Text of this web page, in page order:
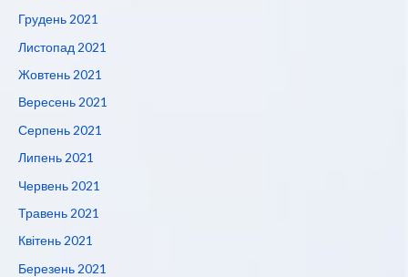
Грудень 2021
Листопад 2021
Жовтень 2021
Вересень 2021
Серпень 2021
Липень 2021
Червень 2021
Травень 2021
Квітень 2021
Березень 2021